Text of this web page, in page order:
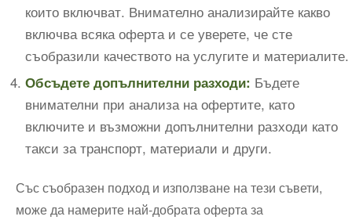
които включват. Внимателно анализирайте какво
включва всяка оферта и се уверете, че сте
съобразили качеството на услугите и материалите.
Обсъдете допълнителни разходи: Бъдете
внимателни при анализа на офертите, като
включите и възможни допълнителни разходи като
такси за транспорт, материали и други.
Със съобразен подход и използване на тези съвети,
може да намерите най-добрата оферта за